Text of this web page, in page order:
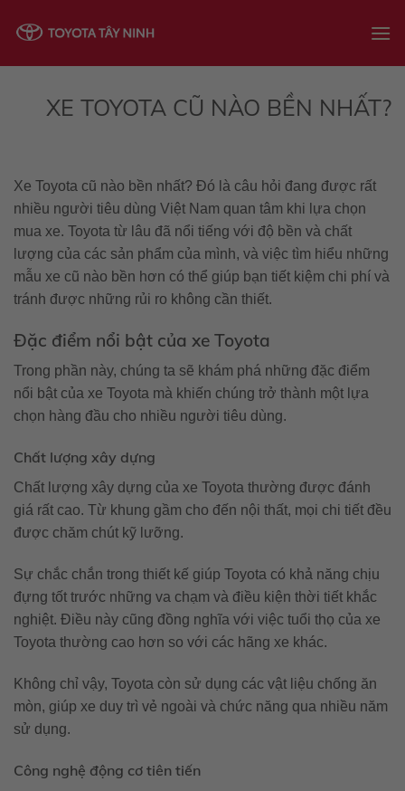
XE TOYOTA CŨ NÀO BỀN NHẤT?
Xe Toyota cũ nào bền nhất? Đó là câu hỏi đang được rất
nhiều người tiêu dùng Việt Nam quan tâm khi lựa chọn
mua xe. Toyota từ lâu đã nổi tiếng với độ bền và chất
lượng của các sản phẩm của mình, và việc tìm hiểu những
mẫu xe cũ nào bền hơn có thể giúp bạn tiết kiệm chi phí và
tránh được những rủi ro không cần thiết.
Đặc điểm nổi bật của xe Toyota
Trong phần này, chúng ta sẽ khám phá những đặc điểm
nổi bật của xe Toyota mà khiến chúng trở thành một lựa
chọn hàng đầu cho nhiều người tiêu dùng.
Chất lượng xây dựng
Chất lượng xây dựng của xe Toyota thường được đánh
giá rất cao. Từ khung gầm cho đến nội thất, mọi chi tiết đều
được chăm chút kỹ lưỡng.
Sự chắc chắn trong thiết kế giúp Toyota có khả năng chịu
đựng tốt trước những va chạm và điều kiện thời tiết khắc
nghiệt. Điều này cũng đồng nghĩa với việc tuổi thọ của xe
Toyota thường cao hơn so với các hãng xe khác.
Không chỉ vậy, Toyota còn sử dụng các vật liệu chống ăn
mòn, giúp xe duy trì vẻ ngoài và chức năng qua nhiều năm
sử dụng.
Công nghệ động cơ tiên tiến